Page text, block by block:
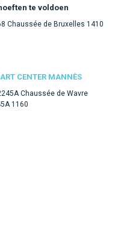
te voldoen
Chaussée de Bruxelles 1410
CENTER MANNÈS
Chaussée de Wavre
1160